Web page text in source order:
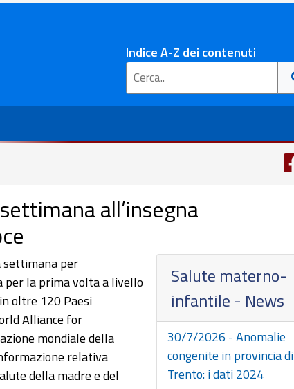
Indice A-Z dei contenuti
all’insegna
Salute materno-
infantile - News
30/7/2026 - Anomalie
congenite in provincia di
Trento: i dati 2024
per
per la prima volta a livello
oltre 120 Paesi
Alliance for
mondiale della
relativa
della madre e del